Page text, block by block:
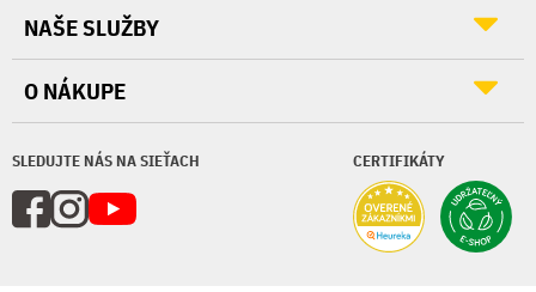
SLEDUJTE NÁS NA SIEŤACH CERTIFIKÁTY
NAŠE SLUŽBY
O NÁKUPE